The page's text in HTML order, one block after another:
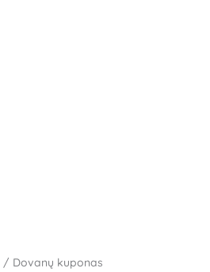
/ Dovanų kuponas